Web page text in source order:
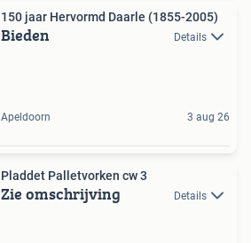
150 jaar Hervormd Daarle (1855-2005)
Bieden Details
Apeldoorn 3 aug 26
Pladdet Palletvorken cw 3
Zie omschrijving Details